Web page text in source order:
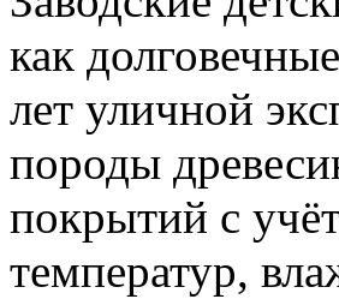
как
лет уличной
породы
покрытий с
температур,